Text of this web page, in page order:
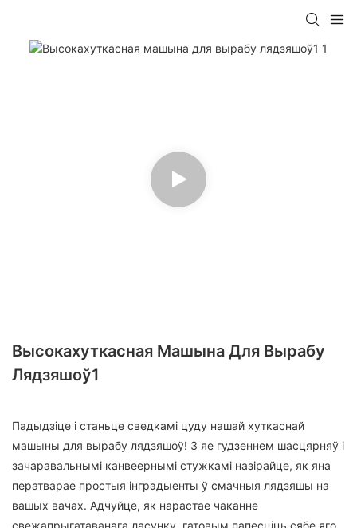
Высокахуткасная Машына Для Вырабу
Лядзяшоў1
Падыдзіце і станьце сведкамі цуду нашай хуткаснай
машыны для вырабу лядзяшоў! З яе гудзеннем шасцярняў і
зачаравальнымі канвеернымі стужкамі назірайце, як яна
ператварае простыя інгрэдыенты ў смачныя лядзяшы на
вашых вачах. Адчуйце, як нарастае чаканне